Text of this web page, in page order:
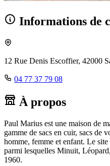
Informations de
12 Rue Denis Escoffier, 42000
04 77 37 79 08
À propos
Paul Marius est une maison de
gamme de sacs en cuir, sacs de
homme, femme et enfant. Le
parmi lesquelles Minuit,
1960.